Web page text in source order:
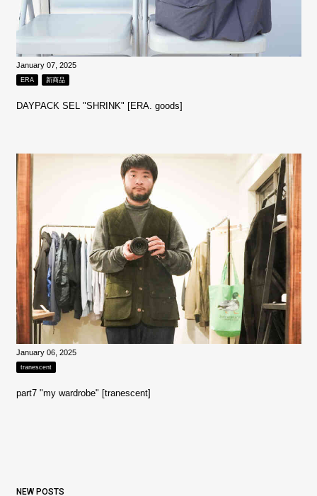
January 07, 2025
ERA 新商品
DAYPACK SEL "SHRINK" [ERA. goods]
January 06, 2025
tranescent
part7 "my wardrobe" [tranescent]
NEW POSTS